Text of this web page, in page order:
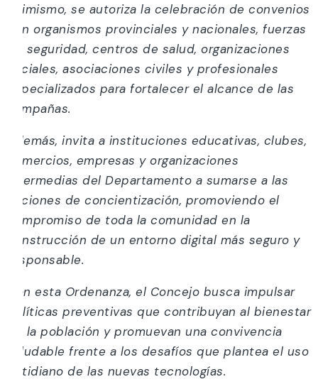
Asimismo, se autoriza la celebración de convenios
con organismos provinciales y nacionales, fuerzas
de seguridad, centros de salud, organizaciones
sociales, asociaciones civiles y profesionales
especializados para fortalecer el alcance de las
campañas.
Además, invita a instituciones educativas, clubes,
comercios, empresas y organizaciones
intermedias del Departamento a sumarse a las
acciones de concientización, promoviendo el
compromiso de toda la comunidad en la
construcción de un entorno digital más seguro y
responsable.
Con esta Ordenanza, el Concejo busca impulsar
políticas preventivas que contribuyan al bienestar
de la población y promuevan una convivencia
saludable frente a los desafíos que plantea el uso
cotidiano de las nuevas tecnologías.